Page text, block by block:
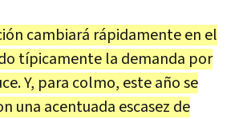
cambiará rápidamente en el
típicamente la demanda por
Y, para colmo, este año se
una acentuada escasez de